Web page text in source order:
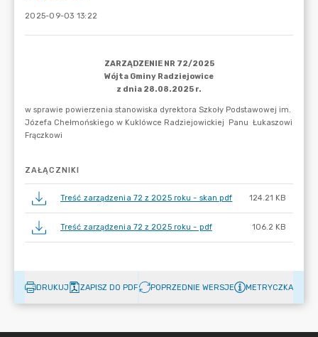
2025-09-03 13:22
ZAŁĄCZNIKI
Treść zarządzenia 72 z 2025 roku - skan pdf 124.21 KB
Treść zarządzenia 72 z 2025 roku - pdf 106.2 KB
DRUKUJ ZAPISZ DO PDF POPRZEDNIE WERSJE METRYCZKA